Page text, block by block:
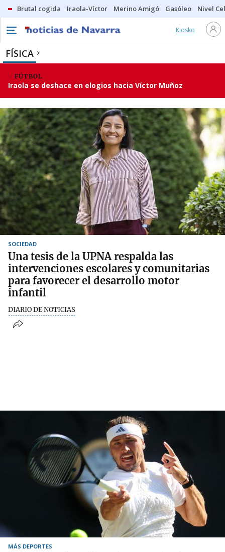
Brutal cogida Iraola-Víctor Merino Amigó Gasóleo Nivel
Kiosko
FÍSICA
FÚTBOL
Iraola se deshace en elogios hacia Víctor Muñoz
SOCIEDAD
Una tesis de la UPNA respalda las
intervenciones escolares y comunitarias
para favorecer el desarrollo motor
infantil
DIARIO DE NOTICIAS
MÁS DEPORTES